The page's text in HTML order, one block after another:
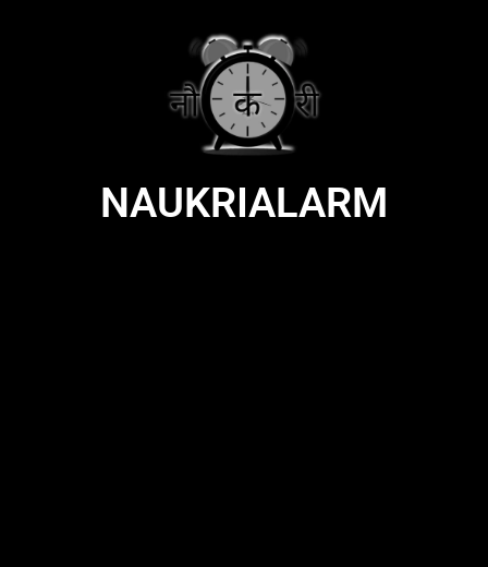
NAUKRIALARM